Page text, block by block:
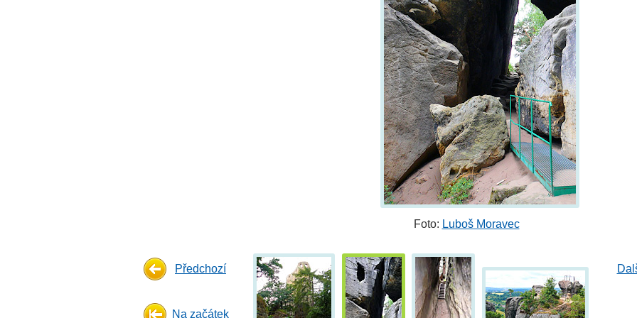
Foto: Luboš Moravec
Předchozí
Na začátek